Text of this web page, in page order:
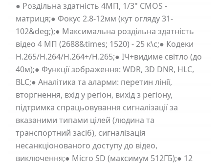
● Роздільна здатність 4МП, 1/3" CMOS -
матриця;● Фокус 2.8-12мм (кут огляду 31-
102&deg;);● Максимальна роздільна здатність
відео 4 МП (2688&times; 1520) - 25 к\с;● Кодеки
H.265/H.264/H.264+/H.265;● ІЧ+видиме світло (до
40м);● Функції зображення: WDR, 3D DNR, HLC,
BLC;● Аналітика та аларми: перетин лінії,
вторгнення, вхід у регіон, вихід з регіону,
підтримка спрацьовування сигналізації за
вказаними типами цілей (людина та
транспортний засіб), сигналізація
несанкціонованого доступу до відео,
виключення;● Micro SD (максимум 512ГБ);● 12